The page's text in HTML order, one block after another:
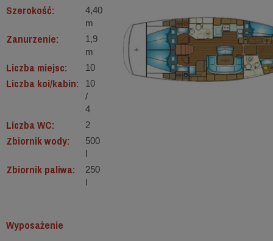
Szerokość:
4,40
m
Zanurzenie:
1,9
m
Liczba miejsc: 10
Liczba koi/kabin:
10
/
4
Liczba WC: 2
Zbiornik wody:
500
l
Zbiornik paliwa:
250
l
Wyposażenie